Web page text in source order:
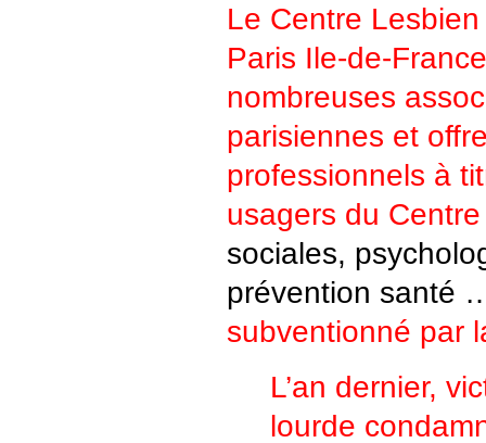
Le Centre
Paris Ile-de-
nombreuses
parisiennes et
professionnels à
usagers du Centre
sociales,
prévention santé
subventionné par
L’an dernier,
lourde